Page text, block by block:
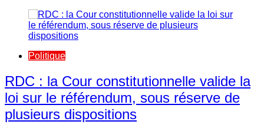
Politique
RDC : la Cour constitutionnelle valide la
loi sur le référendum, sous réserve de
plusieurs dispositions